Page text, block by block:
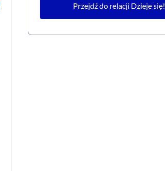
Przejdź do relacji Dzieje się!